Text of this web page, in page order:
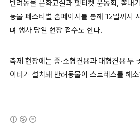
반려동물 문화교실과 펫티켓 운동회 , 뽐내
동물 페스티벌 홈페이지를 통해 12일까지
며 행사 당일 현장 접수도 한다.
축제 현장에는 중·소형견용과 대형견용 두
이터가 설치돼 반려동물이 스트레스를 해